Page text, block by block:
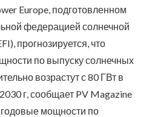
Europe, подготовленном
федерацией солнечной
прогнозируется, что
по выпуску солнечных
возрастут с 80 ГВт в
г, сообщает PV Magazine
годовые мощности по